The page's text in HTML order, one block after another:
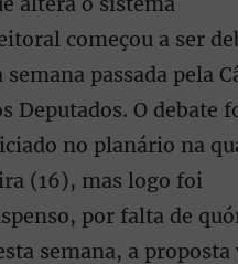
começou a ser
semana passada pela
Deputados. O debate
no planário na
(16), mas logo foi
por falta de
semana, a